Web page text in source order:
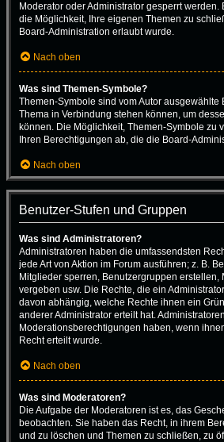
Moderator oder Administrator gesperrt
die Möglichkeit, Ihre eigenen Themen zu
Board-Administration erlaubt wurde.
Nach oben
Was sind Themen-Symbole?
Themen-Symbole sind vom Autor ausgewählte
Thema in Verbindung stehen können, um
können. Die Möglichkeit, Themen-Symbole zu
Ihren Berechtigungen ab, die die Board-
Nach oben
Benutzer-Stufen und Gruppen
Was sind Administratoren?
Administratoren haben die umfassendsten
jede Art von Aktion im Forum ausführen; z. B.
Mitglieder sperren, Benutzergruppen erstellen,
vergeben usw. Die Rechte, die ein
davon abhängig, welche Rechte ihnen ein
anderer Administrator erteilt hat.
Moderationsberechtigungen haben, wenn
Recht erteilt wurde.
Nach oben
Was sind Moderatoren?
Die Aufgabe der Moderatoren ist es, das
beobachten. Sie haben das Recht, in ihrem
und zu löschen und Themen zu schließen, zu